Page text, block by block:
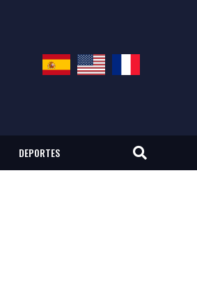
DEPORTES